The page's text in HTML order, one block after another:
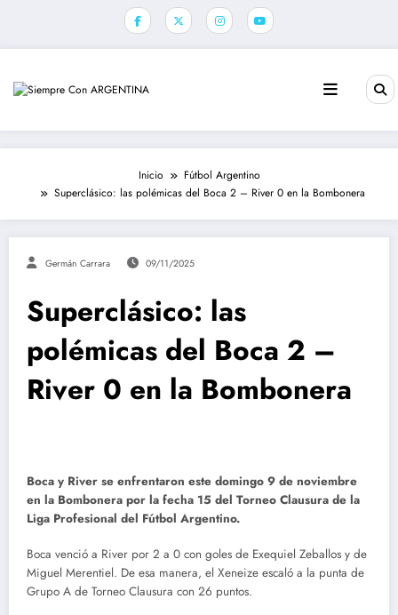
Inicio
Fútbol Argentino
Superclásico: las polémicas del Boca 2 – River 0 en la Bombonera
Germán Carrara 09/11/2025
Superclásico: las
polémicas del Boca 2 –
River 0 en la Bombonera
Boca y River se enfrentaron este domingo 9 de noviembre
en la Bombonera por la fecha 15 del Torneo Clausura de la
Liga Profesional del Fútbol Argentino.
Boca venció a River por 2 a 0 con goles de Exequiel Zeballos y de
Miguel Merentiel. De esa manera, el Xeneize escaló a la punta de
Grupo A de Torneo Clausura con 26 puntos.